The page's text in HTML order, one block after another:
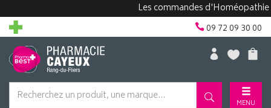
Les commandes d'Homéopathie
09 72 09 30 00
MENU